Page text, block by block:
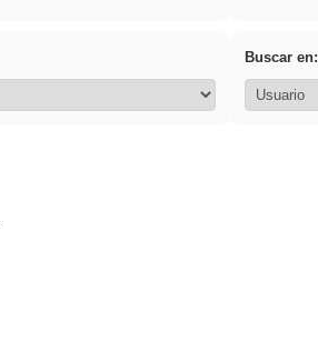
Buscar en: